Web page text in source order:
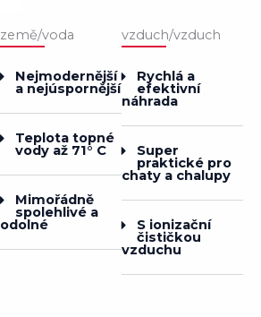
země/voda
Nejmodernější
a nejúspornější
Teplota topné
vody až 71° C
Mimořádně
spolehlivé a
odolné
vzduch/vzduch
Rychlá a
efektivní
náhrada
Super
praktické pro
chaty a chalupy
S ionizační
čističkou
vzduchu